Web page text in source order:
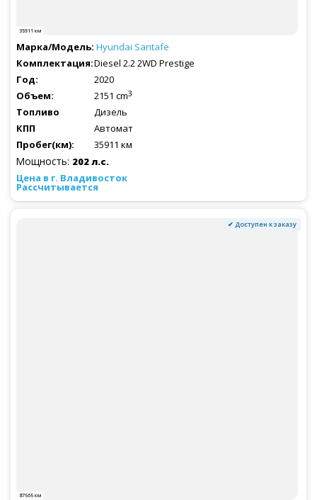
35911 км
Hyundai Santafe
Diesel 2.2 2WD Prestige
2020
2151 cm3
Дизель
Автомат
35911 км
Мощность: 202 л.с.
Рассчитывается
✔ Доступен к заказу
87565 км